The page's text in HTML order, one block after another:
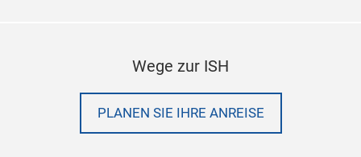
Wege zur ISH
PLANEN SIE IHRE ANREISE